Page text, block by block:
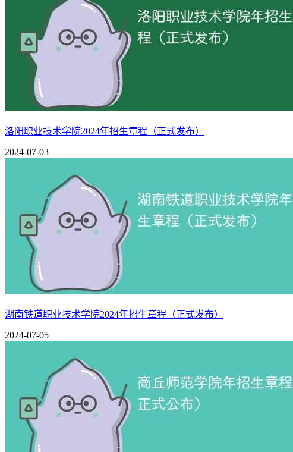
公费师范生录取
报考公费师范生的考生进档后分生源地市按各专业计划从高分到低
一、文史类、理工类专业录取
进档考生专业录取采用“分数优先、遵循志愿”的录取原则按投档成
二、艺术类专业录取
音乐学、美术学：在文化考试成绩及专业考试成绩均达到相应科类
分生源地市专业计划数按综合成绩从高分到低分择优录取（综合成绩
三、体育类专业录取
在文化考试成绩及专业考试成绩均达到相应科类和批次的最低录取
划数按专业成绩从高分到低分择优录取。专业成绩相同时，依照文
第十条优师专项师范生录取
报考我校地方优师专项计划的考生须为定向县（区）所在地市生源
源报考考生；录取时生源所在县（区）以高考电子档案中户口所在地
进档考生专业录取采用“分数优先、遵循志愿”的录取原则按投档成
第十一条非公费师范生、非优师专项师范生录取
一、文史类、理工类专业录取
1.进档考生专业录取采用“分数优先、遵循志愿”的录取原则按投档
2.实行高考综合改革的省份，选考科目规定和投档原则按照当地、当
3.内蒙古自治区实行“招生计划1:1范围内按专业志愿排队录取”的录取
二、艺术类专业录取
洛阳职业技术学院2024年招生章程（正式发布）
2024-07-03
湖南铁道职业技术学院2024年招生章程（正式发布）
2024-07-05